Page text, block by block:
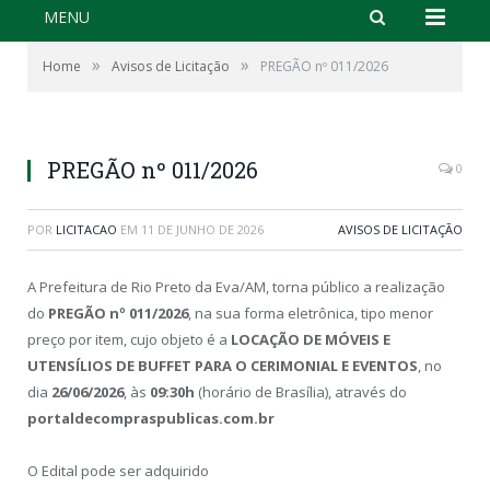
MENU
Home » Avisos de Licitação » PREGÃO nº 011/2026
PREGÃO nº 011/2026 0
POR LICITACAO EM 11 DE JUNHO DE 2026 AVISOS DE LICITAÇÃO
A Prefeitura de Rio Preto da Eva/AM, torna público a realização
do PREGÃO nº 011/2026, na sua forma eletrônica, tipo menor
preço por item, cujo objeto é a LOCAÇÃO DE MÓVEIS E
UTENSÍLIOS DE BUFFET PARA O CERIMONIAL E EVENTOS, no
dia 26/06/2026, às 09:30h (horário de Brasília), através do
portaldecompraspublicas.com.br
O Edital pode ser adquirido